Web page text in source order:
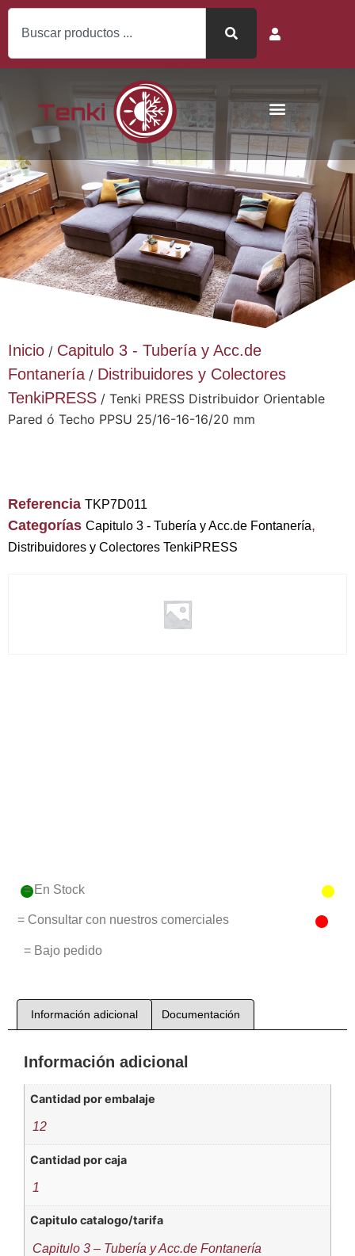
Inicio / Capitulo 3 - Tubería y Acc.de
Fontanería/ Distribuidores y Colectores
TenkiPRESS / Tenki PRESS Distribuidor Orientable
Pared ó Techo PPSU 25/16-16-16/20 mm
Referencia TKP7D011
Categorías Capitulo 3 - Tubería y Acc.de Fontanería,
Distribuidores y Colectores TenkiPRESS
= En Stock
= Consultar con nuestros comerciales
= Bajo pedido
Información adicional Documentación
Información adicional
Cantidad por embalaje
12
Cantidad por caja
1
Capitulo catalogo/tarifa
Capitulo 3 – Tubería y Acc.de Fontanería